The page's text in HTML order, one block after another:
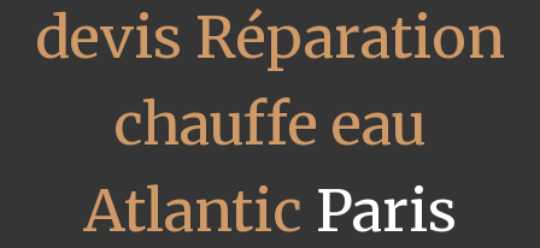
devis Réparation
chauffe eau
Atlantic Paris